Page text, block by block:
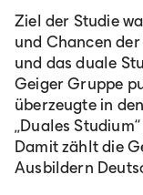
Ziel der Studie
und Chancen
und das duale
Geiger Gruppe
überzeugte in
„Duales
Damit zählt die
Ausbildern